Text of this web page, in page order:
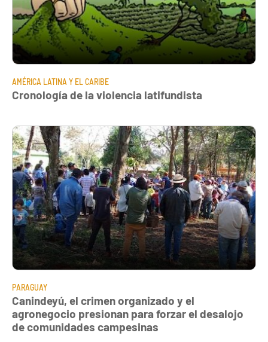
AMÉRICA LATINA Y EL CARIBE
Cronología de la violencia latifundista
PARAGUAY
Canindeyú, el crimen organizado y el
agronegocio presionan para forzar el desalojo
de comunidades campesinas